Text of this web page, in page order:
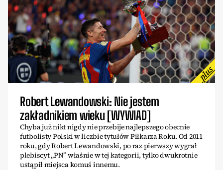
Robert Lewandowski: Nie jestem
zakładnikiem wieku [WYWIAD]
Chyba już nikt nigdy nie przebije najlepszego obecnie
futbolisty Polski w liczbie tytułów Piłkarza Roku. Od 2011
roku, gdy Robert Lewandowski, po raz pierwszy wygrał
plebiscyt „PN” właśnie w tej kategorii, tylko dwukrotnie
ustąpił miejsca komuś innemu.